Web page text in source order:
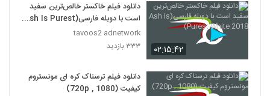
۰۲:۱۵:۴۲
دانلود فیلم خاکستر خالص‌ترین سفید
است با دوبله فارسی(Ash Is Purest
White 2018)
tavoos2 adnetwork
۳۳۳ بازدید
دانلود فیلم ترسناک کره ای مونستروم
کیفیت (720p , 1080)